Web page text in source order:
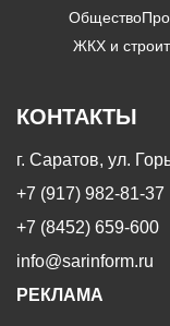
Общество
ЖКХ и
КОНТАКТЫ
г. Саратов, ул.
+7 (917) 982-81-37
+7 (8452) 659-600
info@sarinform.ru
РЕКЛАМА